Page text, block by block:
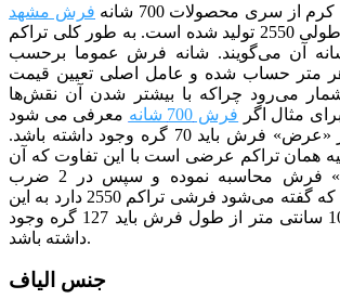
فرش مشهد
شده است.
به طور کلی تراکم
آن می‌گویند. شانه فرش عموما برحسب
هر متر حساب شده و عامل اصلی تعیین قیمت
می‌رود چراکه با بیشتر شدن آن نقش‌ها
مثال اگر فرش 700 شانه
معرفی می شود
همان تراکم عرضی است با این تفاوت که آن
را در نیمه «طولی» فرش محاسبه نموده و سپس در 2 ضرب
می‌کنند یعنی زمانی که گفته می‌شود فرشی تراکم 2550 دارد به این
معنی است که در 10 سانتی متر از طول فرش باید 127 گره وجود
داشته باشد.
جنس الیاف